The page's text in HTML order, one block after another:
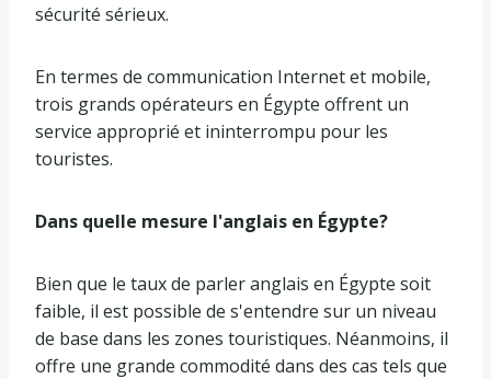
sécurité sérieux.
En termes de communication Internet et mobile,
trois grands opérateurs en Égypte offrent un
service approprié et ininterrompu pour les
touristes.
Dans quelle mesure l'anglais en Égypte?
Bien que le taux de parler anglais en Égypte soit
faible, il est possible de s'entendre sur un niveau
de base dans les zones touristiques. Néanmoins, il
offre une grande commodité dans des cas tels que